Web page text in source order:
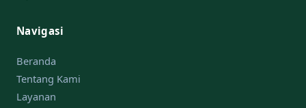
Navigasi
Beranda
Tentang Kami
Layanan